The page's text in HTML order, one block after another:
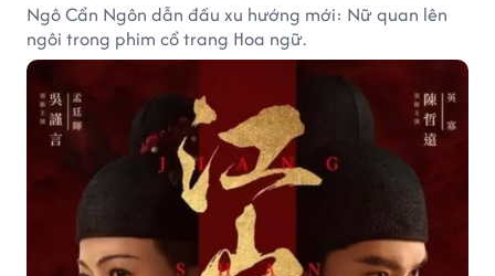
Ngô Cẩn Ngôn dẫn đầu xu hướng mới: Nữ quan lên
ngôi trong phim cổ trang Hoa ngữ.